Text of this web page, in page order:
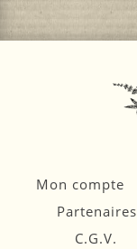
Mon compte
Partenaires
C.G.V.